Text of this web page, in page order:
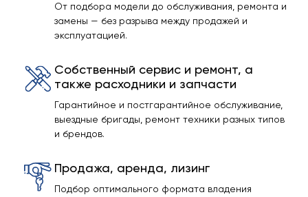
От подбора модели до обслуживания, ремонта и
замены — без разрыва между продажей и
эксплуатацией.
Собственный сервис и ремонт, а
также расходники и запчасти
Гарантийное и постгарантийное обслуживание,
выездные бригады, ремонт техники разных типов
и брендов.
Продажа, аренда, лизинг
Подбор оптимального формата владения